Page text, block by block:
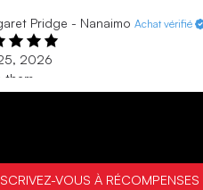
Pridge - NanaimoAchat vérifié
2026
them
service love the product
21, 2026 VOUS À RÉCOMPENSES